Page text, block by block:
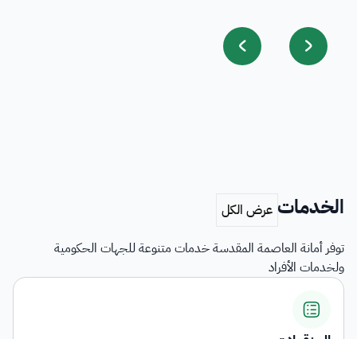
الخدمات
توفر أمانة العاصمة المقدسة خدمات متنوعة للجهات الحكومية
ولخدمات الأفراد